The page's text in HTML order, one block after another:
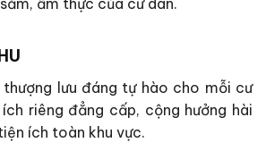
thượng lưu đáng tự hào cho mỗi cư
riêng đẳng cấp, cộng hưởng hài
ích toàn khu vực.